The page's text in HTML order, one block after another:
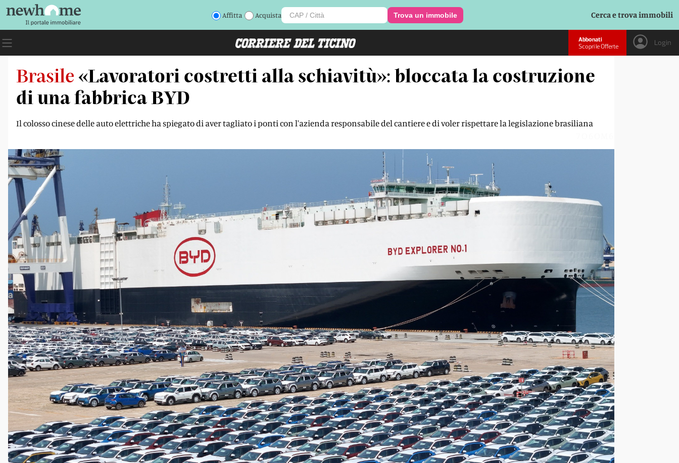
Affitta Acquista Trova un immobile Cerca e trova immobili
Abbonati
Scopri le Offerte
Login
Brasile «Lavoratori costretti alla schiavitù»: bloccata la costruzione
di una fabbrica BYD
Il colosso cinese delle auto elettriche ha spiegato di aver tagliato i ponti con l'azienda responsabile del cantiere e di voler rispettare la legislazione brasiliana